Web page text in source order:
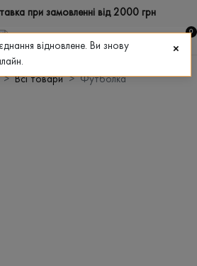
при замовленні від 2000 грн
0
Всі товари Футболка
відновлене. Ви знову